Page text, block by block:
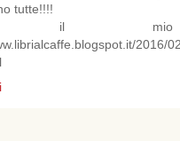
tutte!!!!
il mio
2016/